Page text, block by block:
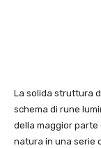
La solida struttura
schema di rune
della maggior
natura in una serie